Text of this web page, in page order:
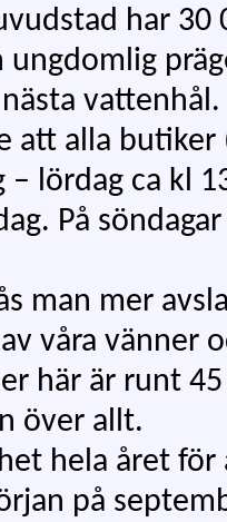
har 30
ungdomlig
att alla butiker
– lördag ca kl
På
man mer
våra vänner
här är runt
över allt.
hela året
på